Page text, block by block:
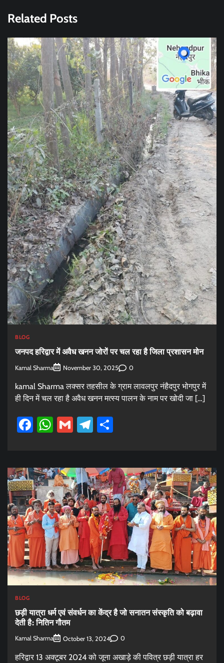
Related Posts
BLOG
जनपद हरिद्वार में अवैध खनन जोरों पर चल रहा है जिला प्रशासन मोन
Kamal Sharma November 30, 2025 0
kamal Sharma लक्सर तहसील के ग्राम लावलपुर नंहैदपुर भोगपुर में
ही दिन में चल रहा है अवैध खनन मत्स्य पालन के नाम पर खोदी जा […]
Facebook
WhatsApp
GmailTelegram
BLOG
छड़ी यात्रा धर्म एवं संवर्धन का केंद्र है जो सनातन संस्कृति को बढ़ावा
देती है: नितिन गौतम
Kamal Sharma October 13, 2024 0
हरिद्वार 13 अक्टूबर 2024 को जूना अखाड़े की पवित्र छड़ी यात्रा हर